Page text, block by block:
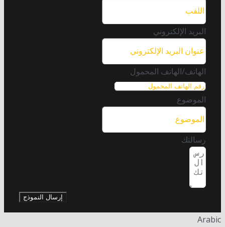
البريد الإلكتروني
الهاتف/الهاتف المحمول
الموضوع
رسالتك
إرسال النموذج
Arabic